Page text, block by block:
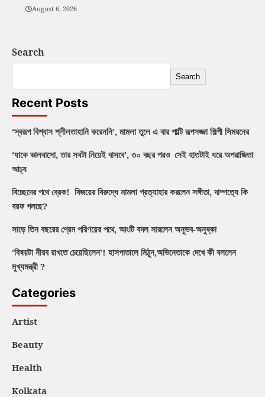
August 6, 2026
Search
Search
Recent Posts
‘স্বরূপ বিশ্বাস শ্লীলতাহানি করেননি’, মামলা তুলে এ বার পাল্টি রূপসজ্জা শিল্পী সিমরনের
‘যাকে ভালবাসো, তার সবটা নিয়েই বাসবে’, ৩০ বছর পরও সেই হাতটাই ধরে অপরাজিতা
আঢ্য
বিচ্ছেদের পথে ব্রেক! বিজয়ের বিরুদ্ধে মামলা প্রত্যাহার করলেন সঙ্গীতা, দাম্পত্যে কি
বরফ গলছে?
সাড়ে তিন বছরের প্রেম পরিণয়ের পথে, আংটি বদল সারলেন অনুভব-অনুষ্কা
‘বিষয়টা নীরব রাখতে চেয়েছিলেন’! হাসপাতালে মিঠুন,অভিনেতাকে দেখে কী বললেন
মুখ্যমন্ত্রী ?
Categories
Artist
Beauty
Health
Kolkata